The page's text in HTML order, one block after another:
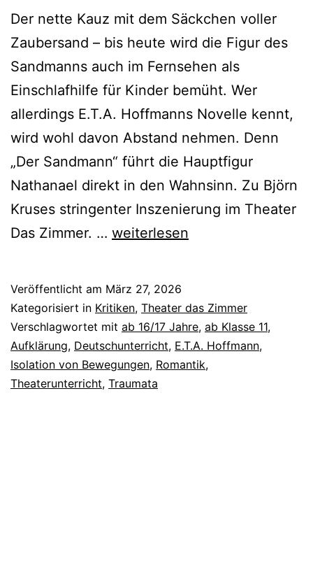
Der nette Kauz mit dem Säckchen voller
Zaubersand – bis heute wird die Figur des
Sandmanns auch im Fernsehen als
Einschlafhilfe für Kinder bemüht. Wer
allerdings E.T.A. Hoffmanns Novelle kennt,
wird wohl davon Abstand nehmen. Denn
„Der Sandmann“ führt die Hauptfigur
Nathanael direkt in den Wahnsinn. Zu Björn
Kruses stringenter Inszenierung im Theater
Das Zimmer. … Der
weiterlesen
Veröffentlicht am März 27, 2026
Kategorisiert in Kritiken, Theater das Zimmer
Verschlagwortet mit ab 16/17 Jahre, ab Klasse 11,
Aufklärung, Deutschunterricht, E.T.A. Hoffmann,
Isolation von Bewegungen, Romantik,
Theaterunterricht, Traumata